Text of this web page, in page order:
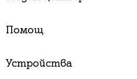
Помощ
Устройства